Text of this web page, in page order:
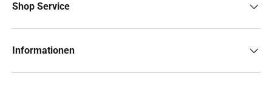
Shop Service
Informationen